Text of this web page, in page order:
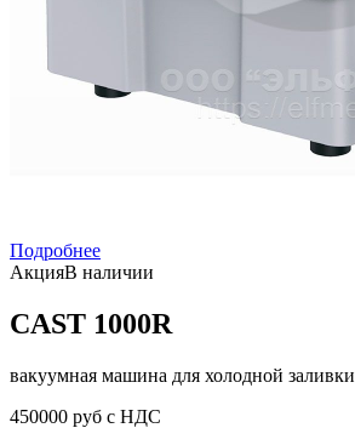
Подробнее
АкцияВ наличии
CAST 1000R
вакуумная машина для холодной заливки
450000 руб с НДС